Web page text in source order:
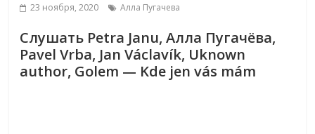
23 ноября, 2020 Алла Пугачева
Слушать Petra Janu, Алла Пугачёва,
Pavel Vrba, Jan Václavík, Uknown
author, Golem — Kde jen vás mám